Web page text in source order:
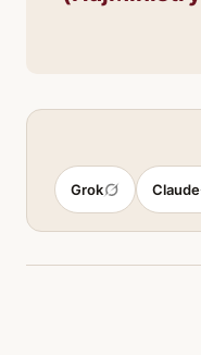
Claude
Grok